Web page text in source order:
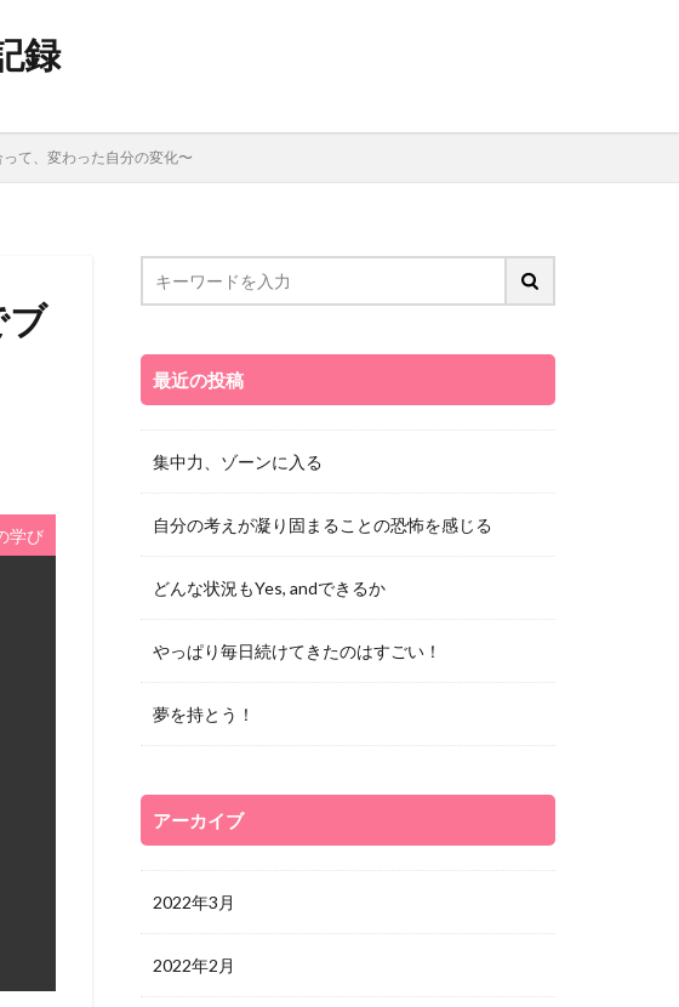
録
て、変わった自分の変化〜
ブ
学び
最近の投稿
集中力、ゾーンに入る
自分の考えが凝り固まることの恐怖を感じる
どんな状況もYes, andできるか
やっぱり毎日続けてきたのはすごい！
夢を持とう！
アーカイブ
2022年3月
2022年2月